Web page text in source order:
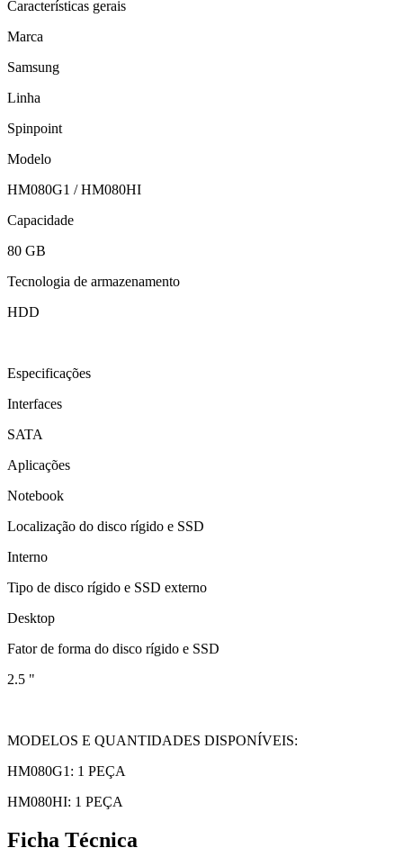
Características gerais
Marca
Samsung
Linha
Spinpoint
Modelo
HM080G1 / HM080HI
Capacidade
80 GB
Tecnologia de armazenamento
HDD
Especificações
Interfaces
SATA
Aplicações
Notebook
Localização do disco rígido e SSD
Interno
Tipo de disco rígido e SSD externo
Desktop
Fator de forma do disco rígido e SSD
2.5 "
MODELOS E QUANTIDADES DISPONÍVEIS:
HM080G1: 1 PEÇA
HM080HI: 1 PEÇA
Ficha Técnica